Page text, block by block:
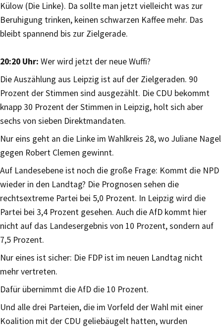
Külow (Die Linke). Da sollte man jetzt vielleicht was zur
Beruhigung trinken, keinen schwarzen Kaffee mehr. Das
bleibt spannend bis zur Zielgerade.
20:20 Uhr: Wer wird jetzt der neue Wuffi?
Die Auszählung aus Leipzig ist auf der Zielgeraden. 90
Prozent der Stimmen sind ausgezählt. Die CDU bekommt
knapp 30 Prozent der Stimmen in Leipzig, holt sich aber
sechs von sieben Direktmandaten.
Nur eins geht an die Linke im Wahlkreis 28, wo Juliane Nagel
gegen Robert Clemen gewinnt.
Auf Landesebene ist noch die große Frage: Kommt die NPD
wieder in den Landtag? Die Prognosen sehen die
rechtsextreme Partei bei 5,0 Prozent. In Leipzig wird die
Partei bei 3,4 Prozent gesehen. Auch die AfD kommt hier
nicht auf das Landesergebnis von 10 Prozent, sondern auf
7,5 Prozent.
Nur eines ist sicher: Die FDP ist im neuen Landtag nicht
mehr vertreten.
Dafür übernimmt die AfD die 10 Prozent.
Und alle drei Parteien, die im Vorfeld der Wahl mit einer
Koalition mit der CDU geliebäugelt hatten, wurden